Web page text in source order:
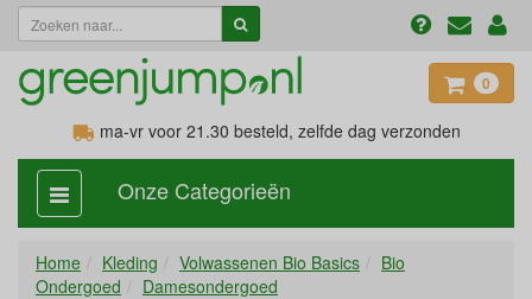
0
ma-vr voor 21.30 besteld, zelfde dag verzonden
categorie
aan,
Onze Categorieën
Home Kleding Volwassenen Bio Basics
Bio
Ondergoed
Damesondergoed